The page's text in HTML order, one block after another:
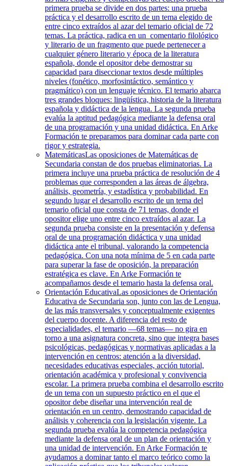
primera prueba se divide en dos partes: una prueba
práctica y el desarrollo escrito de un tema elegido de
entre cinco extraídos al azar del temario oficial de 72
temas. La práctica, radica en un comentario filológico
y literario de un fragmento que puede pertenecer a
cualquier género literario y época de la literatura
española, donde el opositor debe demostrar su
capacidad para diseccionar textos desde múltiples
niveles (fonético, morfosintáctico, semántico y
pragmático) con un lenguaje técnico. El temario abarca
tres grandes bloques: lingüística, historia de la literatura
española y didáctica de la lengua. La segunda prueba
evalúa la aptitud pedagógica mediante la defensa oral
de una programación y una unidad didáctica. En Arke
Formación te preparamos para dominar cada parte con
rigor y estrategia.
MatemáticasLas oposiciones de Matemáticas de
Secundaria constan de dos pruebas eliminatorias. La
primera incluye una prueba práctica de resolución de 4
problemas que corresponden a las áreas de álgebra,
análisis, geometría, y estadística y probabilidad. En
segundo lugar el desarrollo escrito de un tema del
temario oficial que consta de 71 temas, donde el
opositor elige uno entre cinco extraídos al azar. La
segunda prueba consiste en la presentación y defensa
oral de una programación didáctica y una unidad
didáctica ante el tribunal, valorando la competencia
pedagógica. Con una nota mínima de 5 en cada parte
para superar la fase de oposición, la preparación
estratégica es clave. En Arke Formación te
acompañamos desde el temario hasta la defensa oral.
Orientación EducativaLas oposiciones de Orientación
Educativa de Secundaria son, junto con las de Lengua,
de las más transversales y conceptualmente exigentes
del cuerpo docente. A diferencia del resto de
especialidades, el temario —68 temas— no gira en
torno a una asignatura concreta, sino que integra bases
psicológicas, pedagógicas y normativas aplicadas a la
intervención en centros: atención a la diversidad,
necesidades educativas especiales, acción tutorial,
orientación académica y profesional y convivencia
escolar. La primera prueba combina el desarrollo escrito
de un tema con un supuesto práctico en el que el
opositor debe diseñar una intervención real de
orientación en un centro, demostrando capacidad de
análisis y coherencia con la legislación vigente. La
segunda prueba evalúa la competencia pedagógica
mediante la defensa oral de un plan de orientación y
una unidad de intervención. En Arke Formación te
ayudamos a dominar tanto el marco teórico como la